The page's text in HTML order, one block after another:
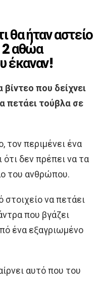
θα ήταν αστείο
2 αθώα
έκαναν!
που δείχνει
πετάει τούβλα σε
τον περιμένει ένα
δεν πρέπει να τα
του ανθρώπου.
στοιχείο να πετάει
που βγάζει
ένα εξαγριωμένο
αυτό που του